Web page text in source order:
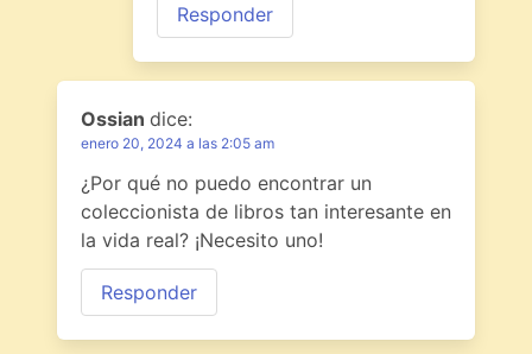
Responder
Ossian dice:
enero 20, 2024 a las 2:05 am
¿Por qué no puedo encontrar un
coleccionista de libros tan interesante en
la vida real? ¡Necesito uno!
Responder